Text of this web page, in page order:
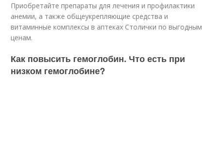
Приобретайте препараты для лечения и профилактики
анемии, а также общеукрепляющие средства и
витаминные комплексы в аптеках Столички по выгодным
ценам.
Как повысить гемоглобин. Что есть при
низком гемоглобине?